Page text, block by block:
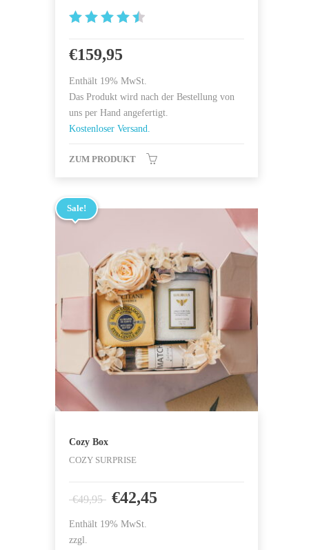
0952381
von 5
€159,95
Enthält 19% MwSt.
Das Produkt wird nach der Bestellung von
uns per Hand angefertigt.
Kostenloser Versand.
ZUM PRODUKT
Sale!
Cozy Box
COZY SURPRISE
€49,95 €42,45
Enthält 19% MwSt.
zzgl.